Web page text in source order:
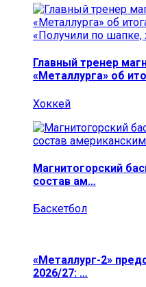
Главный тренер
«Металлурга» об
Хоккей
Магнитогорский
состав ам…
Баскетбол
«Металлург-2»
2026/27: …